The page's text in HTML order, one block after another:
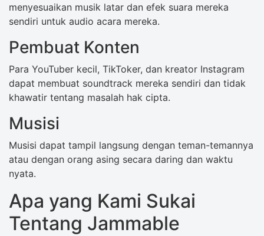
menyesuaikan musik latar dan efek suara mereka
sendiri untuk audio acara mereka.
Pembuat Konten
Para YouTuber kecil, TikToker, dan kreator Instagram
dapat membuat soundtrack mereka sendiri dan tidak
khawatir tentang masalah hak cipta.
Musisi
Musisi dapat tampil langsung dengan teman-temannya
atau dengan orang asing secara daring dan waktu
nyata.
Apa yang Kami Sukai
Tentang Jammable